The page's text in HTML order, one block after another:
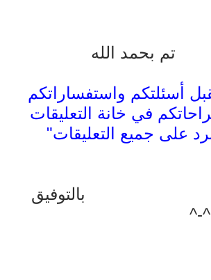
تم بحمد الله
أسئلتكم واستفساراتكم
في خانة التعليقات
على جميع التعليقات"
بالتوفيق
^